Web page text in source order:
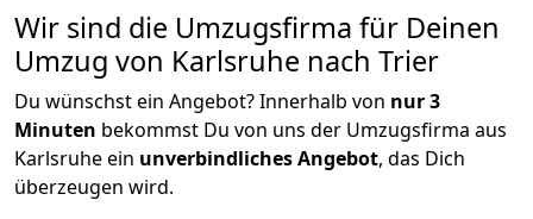
Wir sind die Umzugsfirma für Deinen
Umzug von Karlsruhe nach Trier
Du wünschst ein Angebot? Innerhalb von nur 3
Minuten bekommst Du von uns der Umzugsfirma aus
Karlsruhe ein unverbindliches Angebot, das Dich
überzeugen wird.